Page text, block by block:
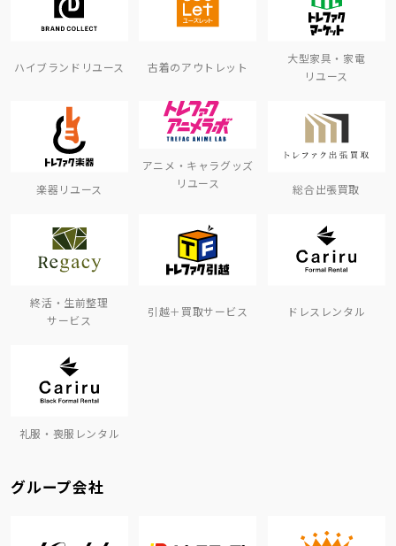
ハイブランドリユース 古着のアウトレット
大型家具・家電
リユース
楽器リユース
アニメ・キャラグッズ
リユース
総合出張買取
終活・生前整理
サービス
引越＋買取サービス ドレスレンタル
礼服・喪服レンタル
グループ会社